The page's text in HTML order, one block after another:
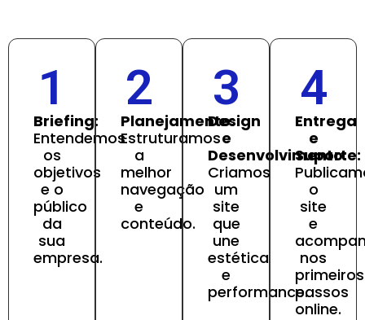
1
Briefing:
Entendemos
os
objetivos
e o
público
da
sua
empresa.
2
Planejamento:
Estruturamos
a
melhor
navegação
e
conteúdo.
3
Design
e
Desenvolvimento:
Criamos
um
site
que
une
estética
e
performance.
4
Entrega
e
Suporte:
o
site
e
nos
primeiros
passos
online.